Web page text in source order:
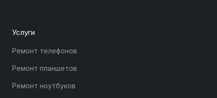
Услуги
Ремонт телефонов
Ремонт планшетов
Ремонт ноутбуков